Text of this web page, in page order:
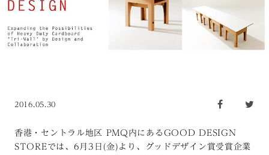
2016.05.30
香港・セントラル地区 PMQ内にあるGOOD DESIGN
STOREでは、6月3日(金)より、グッドデザイン賞受賞企業